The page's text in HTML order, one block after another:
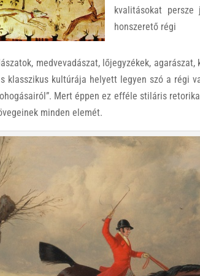
kvalitásokat
honszerető régi
medvevadászat, lőjegyzékek,
klasszikus kultúrája helyett legyen szó a régi
Mert éppen ez efféle stiláris
minden elemét.